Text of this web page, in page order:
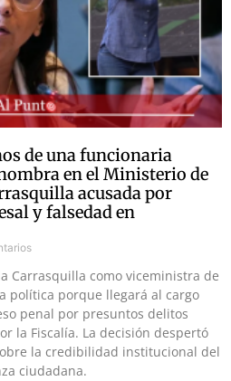
de una funcionaria
en el Ministerio de
acusada por
y falsedad en
Carrasquilla como viceministra de
política porque llegará al cargo
penal por presuntos delitos
la Fiscalía. La decisión despertó
la credibilidad institucional del
ciudadana.